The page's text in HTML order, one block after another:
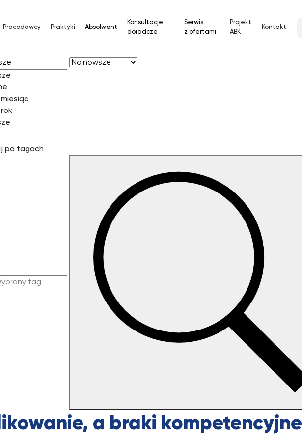
Pracodawcy Praktyki Absolwent
Konsultacje
doradcze
Serwis
z ofertami
Projekt
ABK
Kontakt
po tagach
a braki kompetencyjne